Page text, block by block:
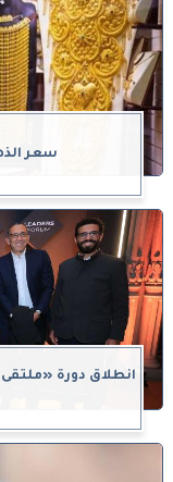
سعر الذهب
انطلاق دورة